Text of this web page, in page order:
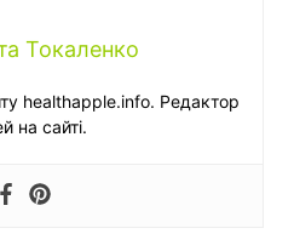
Токаленко
healthapple.info. Редактор
на сайті.